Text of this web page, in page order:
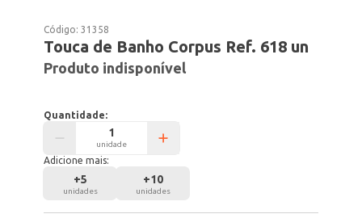
Código:31358
Touca de Banho Corpus Ref. 618 un
Produto indisponível
Quantidade:
unidade
Adicione mais:
+5
unidades
+10
unidades